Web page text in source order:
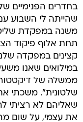
בחדרים הפנימיים
שהייתה לי השבוע
משנה במפקדת
תחת אלוף פיקוד
קצינים במפקדה
במילואים שאנו
ממשלה של
שלטונית". משכתי
שאליהם לא רציתי
את עצמי, על שום